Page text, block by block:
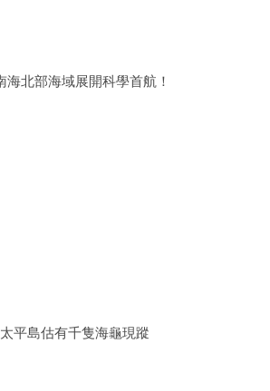
海北部海域展開科學首航！
平島估有千隻海龜現蹤